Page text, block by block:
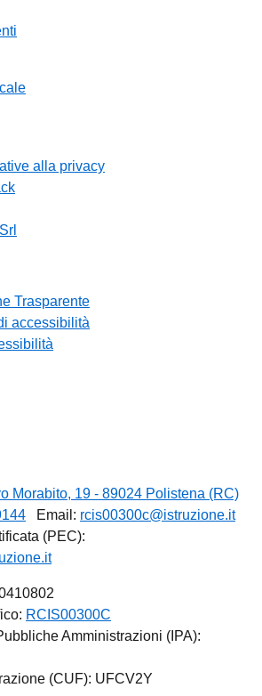
alla privacy
Trasparente
accessibilità
Morabito, 19 - 89024 Polistena (RC)
Email: rcis00300c@istruzione.it
(PEC):
RCIS00300C
Amministrazioni (IPA):
(CUF): UFCV2Y